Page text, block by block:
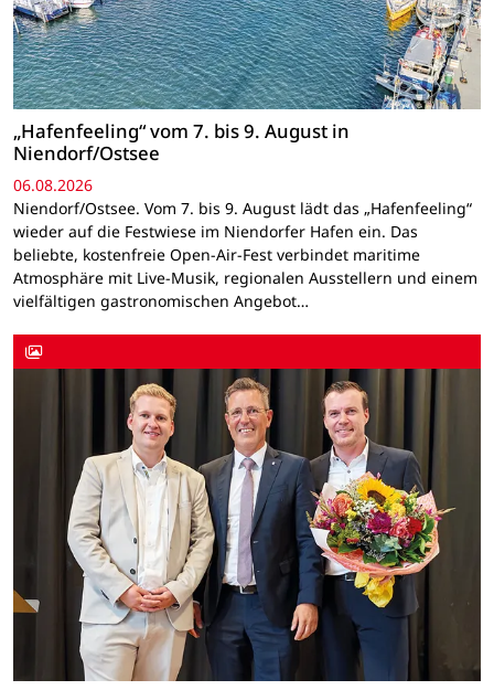
„Hafenfeeling“ vom 7. bis 9. August in
Niendorf/Ostsee
06.08.2026
Niendorf/Ostsee. Vom 7. bis 9. August lädt das „Hafenfeeling“
wieder auf die Festwiese im Niendorfer Hafen ein. Das
beliebte, kostenfreie Open-Air-Fest verbindet maritime
Atmosphäre mit Live-Musik, regionalen Ausstellern und einem
vielfältigen gastronomischen Angebot…